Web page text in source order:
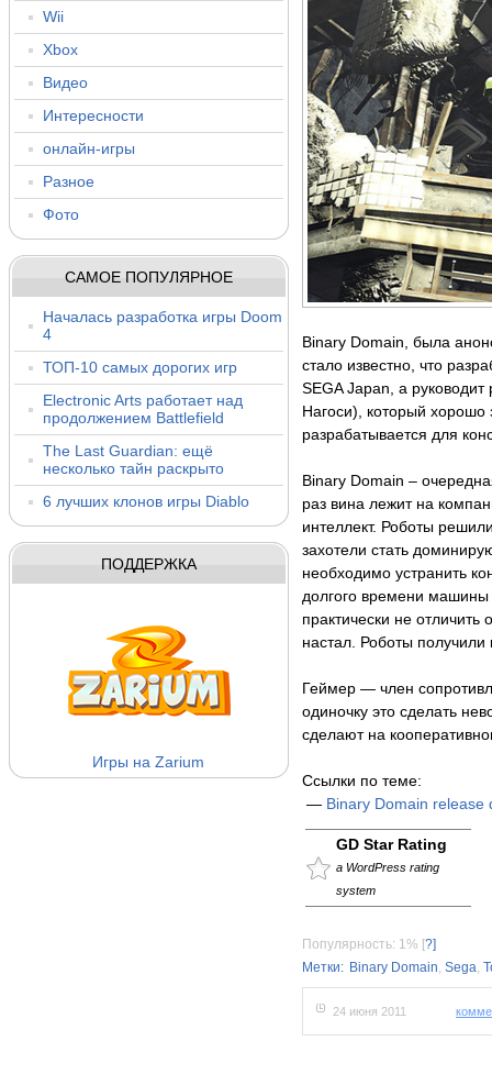
Wii
Xbox
Видео
Интересности
онлайн-игры
Разное
Фото
САМОЕ ПОПУЛЯРНОЕ
Началась разработка игры Doom
4
ТОП-10 самых дорогих игр
Electronic Arts работает над
продолжением Battlefield
The Last Guardian: ещё
несколько тайн раскрыто
6 лучших клонов игры Diablo
ПОДДЕРЖКА
Игры на Zarium
Binary Domain, была
стало известно, что
SEGA Japan, а
Нагоси), который хорошо
разрабатывается для
Binary Domain –
раз вина лежит на
интеллект. Роботы
захотели стать
необходимо устранить
долгого времени
практически не
настал. Роботы
Геймер — член
одиночку это сделать
сделают на
Ссылки по теме:
— Binary Domain release
GD Star Rating
a WordPress rating
system
Популярность: 1% [?]
Метки: Binary Domain, Sega,
24 июня 2011